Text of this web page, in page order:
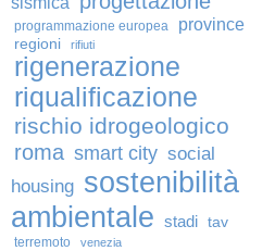
programmazione europea province
regioni rifiuti
rigenerazione
riqualificazione
rischio idrogeologico
roma smart city social
housing sostenibilità
ambientale stadi tav
terremoto venezia